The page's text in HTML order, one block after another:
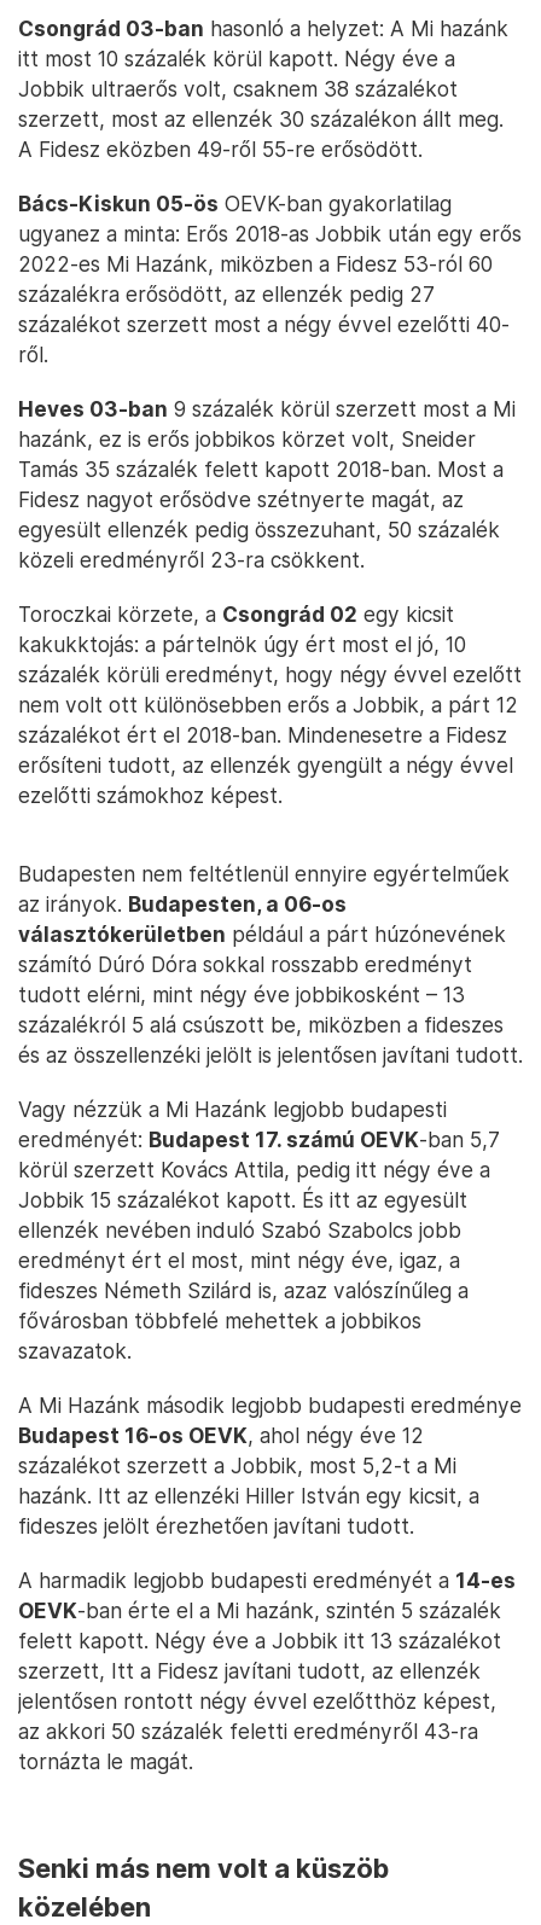
Csongrád 03-ban hasonló a helyzet: A Mi hazánk
itt most 10 százalék körül kapott. Négy éve a
Jobbik ultraerős volt, csaknem 38 százalékot
szerzett, most az ellenzék 30 százalékon állt meg.
A Fidesz eközben 49-ről 55-re erősödött.
Bács-Kiskun 05-ös OEVK-ban gyakorlatilag
ugyanez a minta: Erős 2018-as Jobbik után egy erős
2022-es Mi Hazánk, miközben a Fidesz 53-ról 60
százalékra erősödött, az ellenzék pedig 27
százalékot szerzett most a négy évvel ezelőtti 40-
ről.
Heves 03-ban 9 százalék körül szerzett most a Mi
hazánk, ez is erős jobbikos körzet volt, Sneider
Tamás 35 százalék felett kapott 2018-ban. Most a
Fidesz nagyot erősödve szétnyerte magát, az
egyesült ellenzék pedig összezuhant, 50 százalék
közeli eredményről 23-ra csökkent.
Toroczkai körzete, a Csongrád 02 egy kicsit
kakukktojás: a pártelnök úgy ért most el jó, 10
százalék körüli eredményt, hogy négy évvel ezelőtt
nem volt ott különösebben erős a Jobbik, a párt 12
százalékot ért el 2018-ban. Mindenesetre a Fidesz
erősíteni tudott, az ellenzék gyengült a négy évvel
ezelőtti számokhoz képest.
Budapesten nem feltétlenül ennyire egyértelműek
az irányok. Budapesten, a 06-os
választókerületben például a párt húzónevének
számító Dúró Dóra sokkal rosszabb eredményt
tudott elérni, mint négy éve jobbikosként – 13
százalékról 5 alá csúszott be, miközben a fideszes
és az összellenzéki jelölt is jelentősen javítani tudott.
Vagy nézzük a Mi Hazánk legjobb budapesti
eredményét: Budapest 17. számú OEVK-ban 5,7
körül szerzett Kovács Attila, pedig itt négy éve a
Jobbik 15 százalékot kapott. És itt az egyesült
ellenzék nevében induló Szabó Szabolcs jobb
eredményt ért el most, mint négy éve, igaz, a
fideszes Németh Szilárd is, azaz valószínűleg a
fővárosban többfelé mehettek a jobbikos
szavazatok.
A Mi Hazánk második legjobb budapesti eredménye
Budapest 16-os OEVK, ahol négy éve 12
százalékot szerzett a Jobbik, most 5,2-t a Mi
hazánk. Itt az ellenzéki Hiller István egy kicsit, a
fideszes jelölt érezhetően javítani tudott.
A harmadik legjobb budapesti eredményét a 14-es
OEVK-ban érte el a Mi hazánk, szintén 5 százalék
felett kapott. Négy éve a Jobbik itt 13 százalékot
szerzett, Itt a Fidesz javítani tudott, az ellenzék
jelentősen rontott négy évvel ezelőtthöz képest,
az akkori 50 százalék feletti eredményről 43-ra
tornázta le magát.
Senki más nem volt a küszöb
közelében